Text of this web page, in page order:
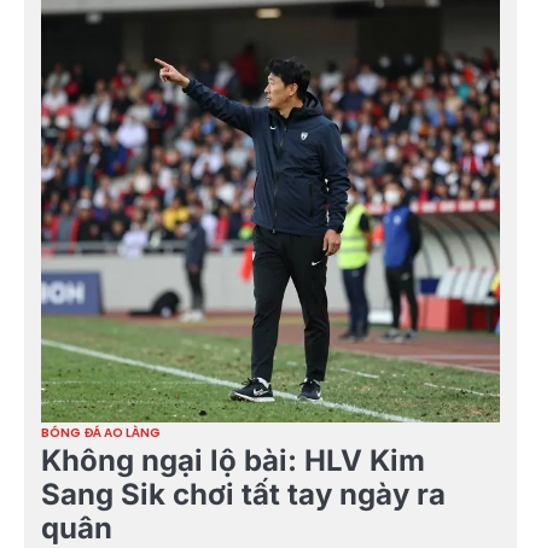
BÓNG ĐÁ AO LÀNG
Không ngại lộ bài: HLV Kim
Sang Sik chơi tất tay ngày ra
quân